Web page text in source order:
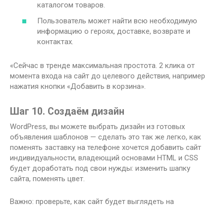
каталогом товаров.
Пользователь может найти всю необходимую
информацию о героях, доставке, возврате и
контактах.
«Сейчас в тренде максимальная простота. 2 клика от
момента входа на сайт до целевого действия, например
нажатия кнопки «Добавить в корзина».
Шаг 10. Создаём дизайн
WordPress, вы можете выбрать дизайн из готовых
объявления шаблонов — сделать это так же легко, как
поменять заставку на телефоне хочется добавить сайт
индивидуальности, владеющий основами HTML и CSS
будет доработать под свои нужды: изменить шапку
сайта, поменять цвет.
Важно: проверьте, как сайт будет выглядеть на